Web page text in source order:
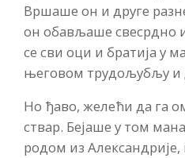
Вршаше он и друге
он обављаше свесрдно
се сви оци и братија у
његовом трудољубљу и
Но ђаво, желећи да га
ствар. Бејаше у том
родом из Александрије,